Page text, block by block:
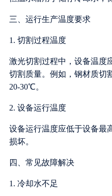
三、运行生产温度要求
1. 切割过程温度
激光切割过程中，设备温度
切割质量。例如，钢材质切
20-30℃。
2. 设备运行温度
设备运行温度应低于设备最
损坏。
四、常见故障解决
1. 冷却水不足